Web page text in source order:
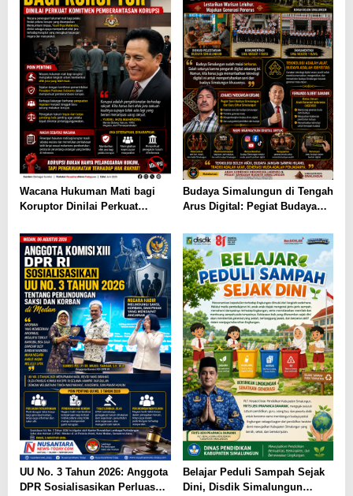
Wacana Hukuman Mati bagi
Koruptor Dinilai Perkuat
Korupsi
Budaya Simalungun di Tengah
Arus Digital: Pegiat Budaya
Muda Menjaga Identitas
Leluhur
UU No. 3 Tahun 2026: Anggota
DPR Sosialisasikan Perluasan
Belajar Peduli Sampah Sejak
Dini, Disdik Simalungun